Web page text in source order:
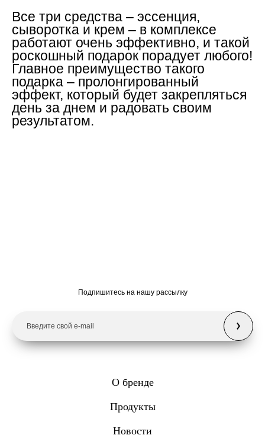
Все три средства – эссенция,
сыворотка и крем – в комплексе
работают очень эффективно, и такой
роскошный подарок порадует любого!
Главное преимущество такого
подарка – пролонгированный
эффект, который будет закрепляться
день за днем и радовать своим
результатом.
О бренде
Продукты
Новости
Подпишитесь на нашу рассылку